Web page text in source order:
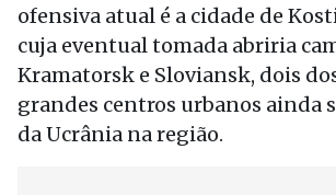
ofensiva atual é a cidade de
cuja eventual tomada abriria
Kramatorsk e Sloviansk, dois
grandes centros urbanos ainda
da Ucrânia na região.